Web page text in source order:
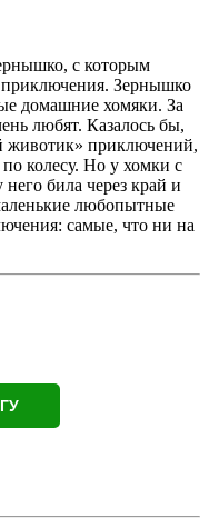
с которым
приключения. Зернышко
домашние хомяки. За
любят. Казалось бы,
животик» приключений,
колесу. Но у хомки с
била через край и
любопытные
самые, что ни на